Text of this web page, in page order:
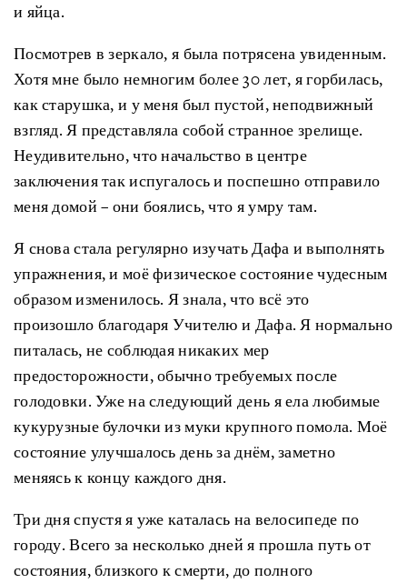
и яйца.
Посмотрев в зеркало, я была потрясена увиденным.
Хотя мне было немногим более 30 лет, я горбилась,
как старушка, и у меня был пустой, неподвижный
взгляд. Я представляла собой странное зрелище.
Неудивительно, что начальство в центре
заключения так испугалось и поспешно отправило
меня домой – они боялись, что я умру там.
Я снова стала регулярно изучать Дафа и выполнять
упражнения, и моё физическое состояние чудесным
образом изменилось. Я знала, что всё это
произошло благодаря Учителю и Дафа. Я нормально
питалась, не соблюдая никаких мер
предосторожности, обычно требуемых после
голодовки. Уже на следующий день я ела любимые
кукурузные булочки из муки крупного помола. Моё
состояние улучшалось день за днём, заметно
меняясь к концу каждого дня.
Три дня спустя я уже каталась на велосипеде по
городу. Всего за несколько дней я прошла путь от
состояния, близкого к смерти, до полного